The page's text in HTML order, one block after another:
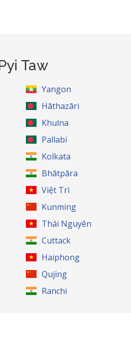
Taw
Yangon
Hāthazāri
Khulna
Pallabi
Kolkata
Bhātpāra
Việt Trì
Kunming
Thái Nguyên
Cuttack
Haiphong
Qujing
Ranchi